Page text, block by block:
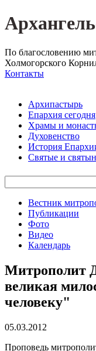
По благословению
Холмогорского
Контакты
Архипастырь
Епархия сегодня
Храмы и
Духовенство
История
Святые и
Вестник
Публикации
Фото
Видео
Календарь
Митрополит
великая
человеку"
05.03.2012
Проповедь